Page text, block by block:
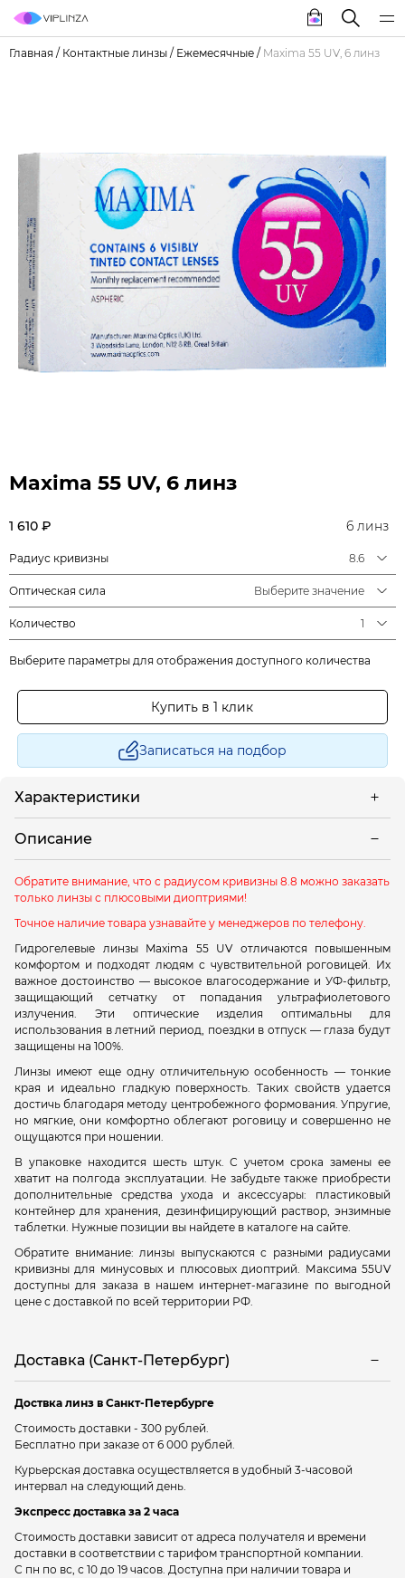
Главная / Контактные линзы / Ежемесячные / Maxima 55 UV, 6 линз
Maxima 55 UV, 6 линз
1 610 ₽ 6 линз
Радиус кривизны 8.6
Оптическая сила Выберите значение
Количество 1
Выберите параметры для отображения доступного количества
Купить в 1 клик
Записаться на подбор
Характеристики
Описание
Обратите внимание, что с радиусом кривизны 8.8 можно заказать
только линзы с плюсовыми диоптриями!
Точное наличие товара узнавайте у менеджеров по телефону.
Гидрогелевые линзы Maxima 55 UV отличаются повышенным
комфортом и подходят людям с чувствительной роговицей. Их
важное достоинство — высокое влагосодержание и УФ-фильтр,
защищающий сетчатку от попадания ультрафиолетового
излучения. Эти оптические изделия оптимальны для
использования в летний период, поездки в отпуск — глаза будут
защищены на 100%.
Линзы имеют еще одну отличительную особенность — тонкие
края и идеально гладкую поверхность. Таких свойств удается
достичь благодаря методу центробежного формования. Упругие,
но мягкие, они комфортно облегают роговицу и совершенно не
ощущаются при ношении.
В упаковке находится шесть штук. С учетом срока замены ее
хватит на полгода эксплуатации. Не забудьте также приобрести
дополнительные средства ухода и аксессуары: пластиковый
контейнер для хранения, дезинфицирующий раствор, энзимные
таблетки. Нужные позиции вы найдете в каталоге на сайте.
Обратите внимание: линзы выпускаются с разными радиусами
кривизны для минусовых и плюсовых диоптрий. Максима 55UV
доступны для заказа в нашем интернет-магазине по выгодной
цене с доставкой по всей территории РФ.
Доставка (Санкт-Петербург)
Доствка линз в Санкт-Петербурге
Стоимость доставки - 300 рублей.
Бесплатно при заказе от 6 000 рублей.
Курьерская доставка осуществляется в удобный 3-часовой
интервал на следующий день.
Экспресс доставка за 2 часа
Стоимость доставки зависит от адреса получателя и времени
доставки в соответствии с тарифом транспортной компании.
С пн по вс, с 10 до 19 часов. Доступна при наличии товара и